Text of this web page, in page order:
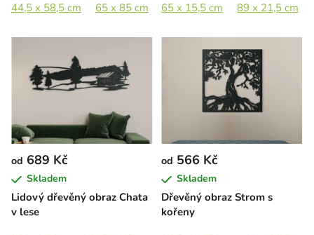
44,5 x 58,5 cm 65 x 85 cm 89 x 116,5 cm
65 x 15,5 cm 89 x 21,5 cm
Lidový dřevěný obraz Chata
v lese
od 689 Kč
Skladem
Dřevěný obraz Strom s
kořeny
od 566 Kč
Skladem